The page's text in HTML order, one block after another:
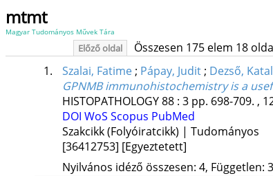
mtmt
Magyar Tudományos Művek Tára
Előző oldal Összesen 175 elem 18
1. Szalai, Fatime; Pápay, Judit; Dezső,
GPNMB immunohistochemistry is a
HISTOPATHOLOGY88: 3 pp. 698-709. ,
DOI WoS Scopus PubMed
Szakcikk (Folyóiratcikk) | Tudományos
[36412753] [Egyeztetett]
Nyilvános idéző összesen: 4, Független: